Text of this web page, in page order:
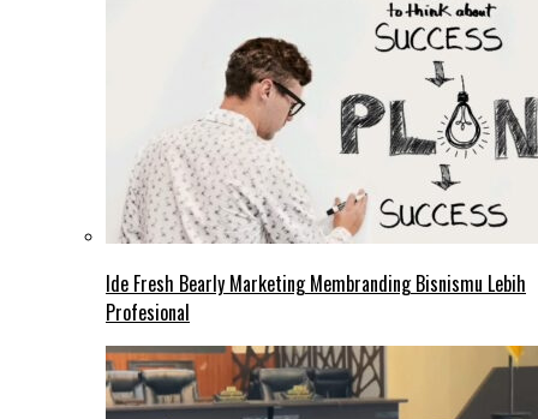
Ide Fresh Bearly Marketing Membranding Bisnismu Lebih
Profesional